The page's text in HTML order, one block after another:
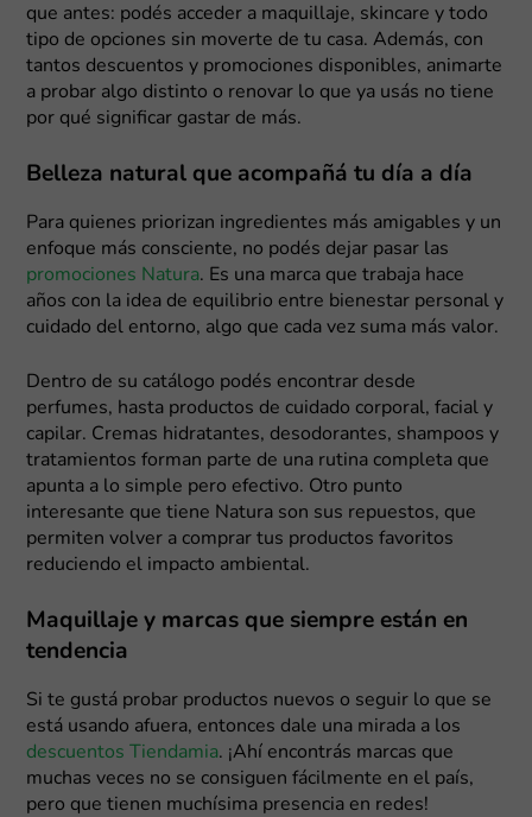
que antes: podés acceder a maquillaje, skincare y todo
tipo de opciones sin moverte de tu casa. Además, con
tantos descuentos y promociones disponibles, animarte
a probar algo distinto o renovar lo que ya usás no tiene
por qué significar gastar de más.
Belleza natural que acompañá tu día a día
Para quienes priorizan ingredientes más amigables y un
enfoque más consciente, no podés dejar pasar las
promociones Natura. Es una marca que trabaja hace
años con la idea de equilibrio entre bienestar personal y
cuidado del entorno, algo que cada vez suma más valor.
Dentro de su catálogo podés encontrar desde
perfumes, hasta productos de cuidado corporal, facial y
capilar. Cremas hidratantes, desodorantes, shampoos y
tratamientos forman parte de una rutina completa que
apunta a lo simple pero efectivo. Otro punto
interesante que tiene Natura son sus repuestos, que
permiten volver a comprar tus productos favoritos
reduciendo el impacto ambiental.
Maquillaje y marcas que siempre están en
tendencia
Si te gustá probar productos nuevos o seguir lo que se
está usando afuera, entonces dale una mirada a los
descuentos Tiendamia. ¡Ahí encontrás marcas que
muchas veces no se consiguen fácilmente en el país,
pero que tienen muchísima presencia en redes!